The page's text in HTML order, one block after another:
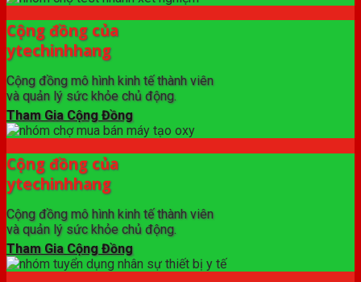
Cộng đồng của
ytechinhhang
Cộng đồng mô hình kinh tế thành viên
và quản lý sức khỏe chủ động.
Tham Gia Cộng Đồng
Cộng đồng của
ytechinhhang
Cộng đồng mô hình kinh tế thành viên
và quản lý sức khỏe chủ động.
Tham Gia Cộng Đồng